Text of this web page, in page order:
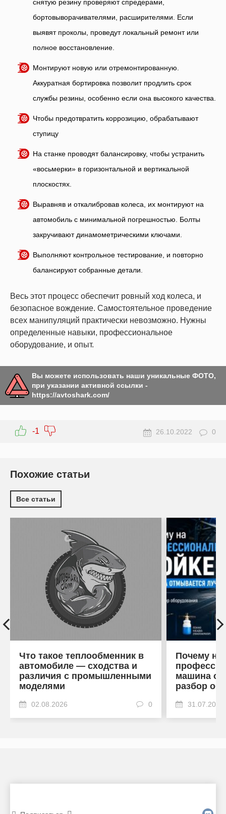
снятую резину проверяют спредерами,
бортовыворачивателями, расширителями. Если
выявят проколы, проведут локальный ремонт или
полное восстановление.
Монтируют новую или отремонтированную.
Аккуратная бортировка позволит продлить срок
службы резины, особенно если она высокого качества.
Чтобы предотвратить коррозицию, обрабатывают
ступицу
На станке проводят балансировку, чтобы устранить
«восьмерки» в горизонтальной и вертикальной
плоскостях.
Выравняв и откалибровав колеса, их монтируют на
автомобиль с минимальной погрешностью. Болты
закручивают динамометрическими ключами.
Выполняют контрольное тестирование, и повторно
балансируют собранные детали.
Весь этот процесс обеспечит ровный ход колеса, и
безопасное вождение. Самостоятельное проведение
всех манипуляций практически невозможно. Нужны
определенные навыки, профессиональное
оборудование, и опыт.
Вы можете использовать наши уникальные ФОТО,
при указании активной ссылки -
https://avtoshark.com/
-1 26.10.2022 0
Похожие статьи
Все статьи
Что такое теплообменник в
автомобиле — сходства и
различия с промышленными
моделями
02.08.2026 0
Почему на
машина
разбор
31.07.2026